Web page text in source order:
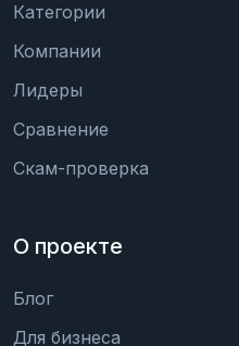
Категории
Компании
Лидеры
Сравнение
Скам-проверка
О проекте
Блог
Для бизнеса